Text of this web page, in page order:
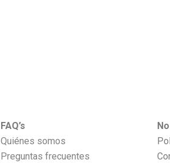
FAQ’s
Quiénes somos
Preguntas frecuentes